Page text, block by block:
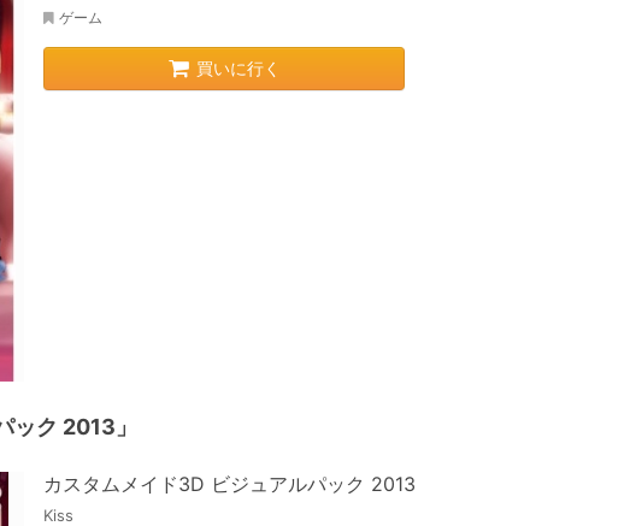
ゲーム
買いに行く
ック 2013」
カスタムメイド3D ビジュアルパック 2013
Kiss